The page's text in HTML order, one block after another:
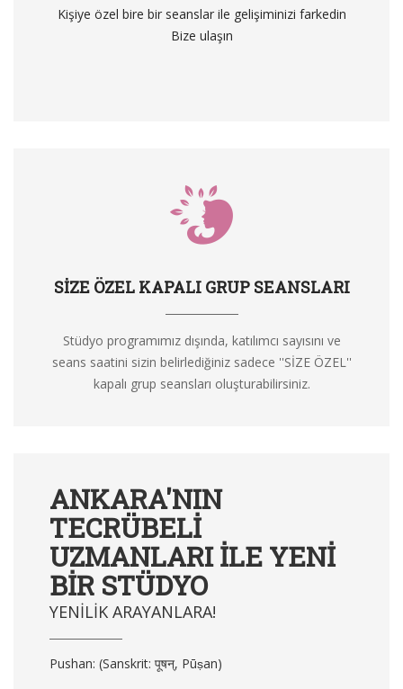
Kişiye özel bire bir seanslar ile gelişiminizi farkedin
Bize ulaşın
SIZE ÖZEL KAPALI GRUP SEANSLARI
Stüdyo programımız dışında, katılımcı sayısını ve
seans saatini sizin belirlediğiniz sadece ''SİZE ÖZEL''
kapalı grup seansları oluşturabilirsiniz.
ANKARA'NIN
TECRÜBELI
UZMANLARI ILE YENI
BIR STÜDYO
YENILIK ARAYANLARA!
Pushan: (Sanskrit: पूषन्, Pūṣan)